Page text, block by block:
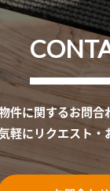
件に関するお問合
軽にリクエスト・